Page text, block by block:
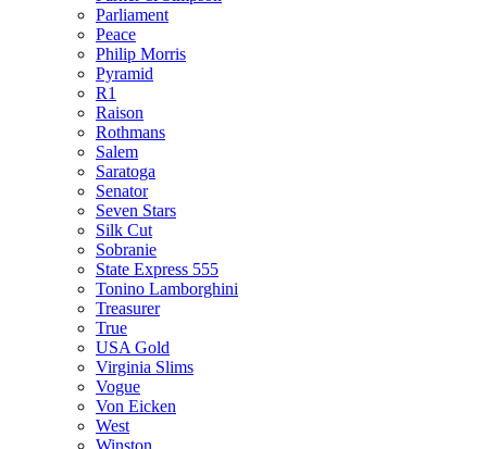
Parliament
Peace
Philip Morris
Pyramid
R1
Raison
Rothmans
Salem
Saratoga
Senator
Seven Stars
Silk Cut
Sobranie
State Express 555
Tonino Lamborghini
Treasurer
True
USA Gold
Virginia Slims
Vogue
Von Eicken
West
Winston